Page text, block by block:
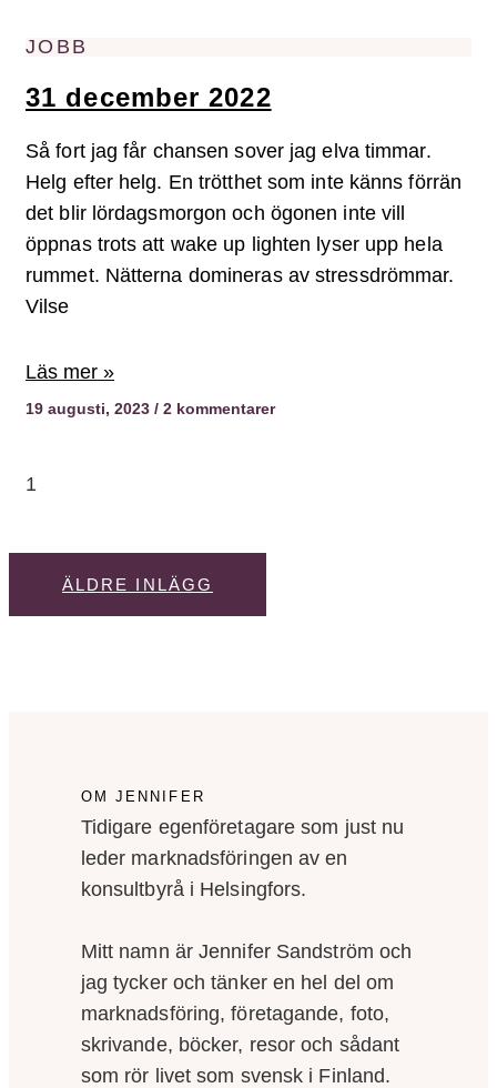
JOBB
31 december 2022
Så fort jag får chansen sover jag elva timmar.
Helg efter helg. En trötthet som inte känns förrän
det blir lördagsmorgon och ögonen inte vill
öppnas trots att wake up lighten lyser upp hela
rummet. Nätterna domineras av stressdrömmar.
Vilse
Läs mer »
19 augusti, 2023 2 kommentarer
ÄLDRE INLÄGG
OM JENNIFER
Tidigare egenföretagare som just nu
leder marknadsföringen av en
konsultbyrå i Helsingfors.
Mitt namn är Jennifer Sandström och
jag tycker och tänker en hel del om
marknadsföring, företagande, foto,
skrivande, böcker, resor och sådant
som rör livet som svensk i Finland.